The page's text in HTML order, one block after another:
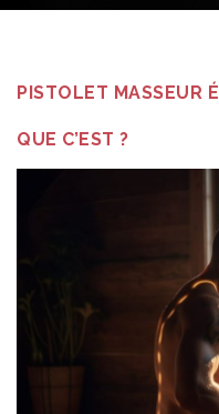
PISTOLET MASSEUR
QUE C’EST ?